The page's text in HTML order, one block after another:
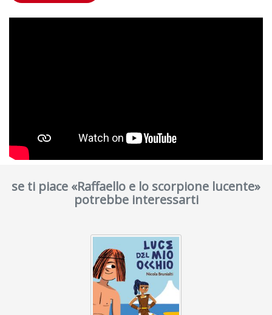
se ti piace «Raffaello e lo scorpione lucente»
potrebbe interessarti